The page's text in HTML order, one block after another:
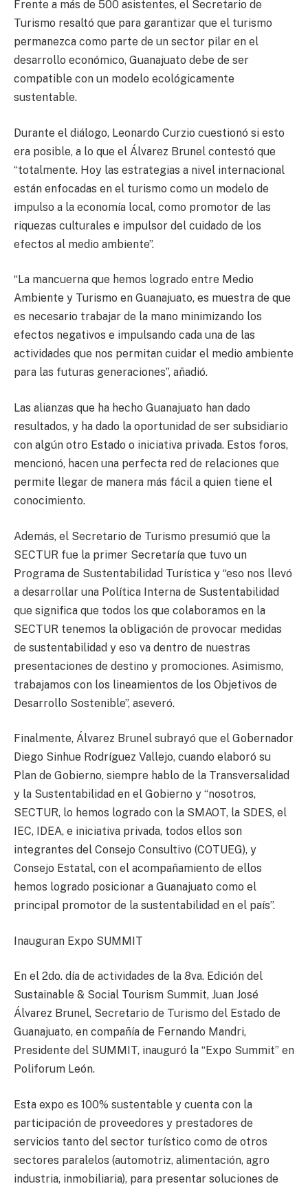
Frente a más de 500 asistentes, el Secretario de
Turismo resaltó que para garantizar que el turismo
permanezca como parte de un sector pilar en el
desarrollo económico, Guanajuato debe de ser
compatible con un modelo ecológicamente
sustentable.
Durante el diálogo, Leonardo Curzio cuestionó si esto
era posible, a lo que el Álvarez Brunel contestó que
“totalmente. Hoy las estrategias a nivel internacional
están enfocadas en el turismo como un modelo de
impulso a la economía local, como promotor de las
riquezas culturales e impulsor del cuidado de los
efectos al medio ambiente”.
“La mancuerna que hemos logrado entre Medio
Ambiente y Turismo en Guanajuato, es muestra de que
es necesario trabajar de la mano minimizando los
efectos negativos e impulsando cada una de las
actividades que nos permitan cuidar el medio ambiente
para las futuras generaciones”, añadió.
Las alianzas que ha hecho Guanajuato han dado
resultados, y ha dado la oportunidad de ser subsidiario
con algún otro Estado o iniciativa privada. Estos foros,
mencionó, hacen una perfecta red de relaciones que
permite llegar de manera más fácil a quien tiene el
conocimiento.
Además, el Secretario de Turismo presumió que la
SECTUR fue la primer Secretaría que tuvo un
Programa de Sustentabilidad Turística y “eso nos llevó
a desarrollar una Política Interna de Sustentabilidad
que significa que todos los que colaboramos en la
SECTUR tenemos la obligación de provocar medidas
de sustentabilidad y eso va dentro de nuestras
presentaciones de destino y promociones. Asimismo,
trabajamos con los lineamientos de los Objetivos de
Desarrollo Sostenible”, aseveró.
Finalmente, Álvarez Brunel subrayó que el Gobernador
Diego Sinhue Rodríguez Vallejo, cuando elaboró su
Plan de Gobierno, siempre hablo de la Transversalidad
y la Sustentabilidad en el Gobierno y “nosotros,
SECTUR, lo hemos logrado con la SMAOT, la SDES, el
IEC, IDEA, e iniciativa privada, todos ellos son
integrantes del Consejo Consultivo (COTUEG), y
Consejo Estatal, con el acompañamiento de ellos
hemos logrado posicionar a Guanajuato como el
principal promotor de la sustentabilidad en el país”.
Inauguran Expo SUMMIT
En el 2do. día de actividades de la 8va. Edición del
Sustainable & Social Tourism Summit, Juan José
Álvarez Brunel, Secretario de Turismo del Estado de
Guanajuato, en compañía de Fernando Mandri,
Presidente del SUMMIT, inauguró la “Expo Summit” en
Poliforum León.
Esta expo es 100% sustentable y cuenta con la
participación de proveedores y prestadores de
servicios tanto del sector turístico como de otros
sectores paralelos (automotriz, alimentación, agro
industria, inmobiliaria), para presentar soluciones de